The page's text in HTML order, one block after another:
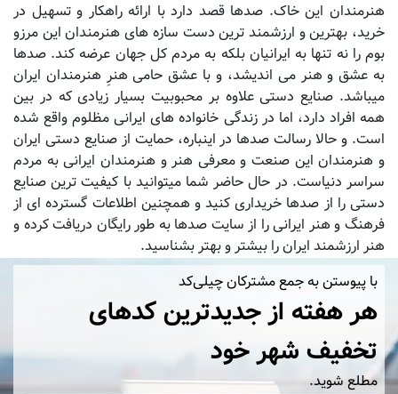
هنرمندان این خاک. صدها قصد دارد با ارائه راهکار و تسهیل در
خرید، بهترین و ارزشمند ترین دست سازه های هنرمندان این مرزو
بوم را نه تنها به ایرانیان بلکه به مردم کل جهان عرضه کند. صدها
به عشق و هنر می اندیشد، و با عشق حامی هنرِ هنرمندان ایران
میباشد. صنایع دستی علاوه بر محبوبیت بسیار زیادی که در بین
همه افراد دارد، اما در زندگی خانواده های ایرانی مظلوم واقع شده
است. و حالا رسالت صدها در اینباره، حمایت از صنایع دستی ایران
و هنرمندان این صنعت و معرفی هنر و هنرمندان ایرانی به مردم
سراسر دنیاست. در حال حاضر شما میتوانید با کیفیت ترین صنایع
دستی را از صدها خریداری کنید و همچنین اطلاعات گسترده ای از
فرهنگ و هنر ایرانی را از سایت صدها به طور رایگان دریافت کرده و
هنر ارزشمند ایران را بیشتر و بهتر بشناسید.
با پیوستن به جمع مشترکان چیلی‌کد
هر هفته از جدیدترین کدهای
تخفیف شهر خود
مطلع شوید.